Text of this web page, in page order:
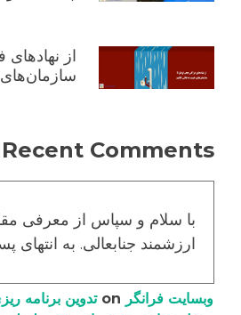
از نهادهای
سازمان‌های
Recent Comments
با سلام و سپاس از معرفی
ارزشمند جنابعالی. به انتهای
وبسایت فرانگر
تدوین برنامه